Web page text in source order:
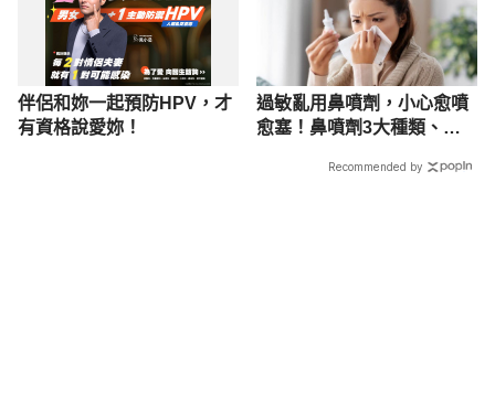
伴侶和妳一起預防HPV，才
有資格說愛妳！
過敏亂用鼻噴劑，小心愈噴
愈塞！鼻噴劑3大種類、功
Recommended by